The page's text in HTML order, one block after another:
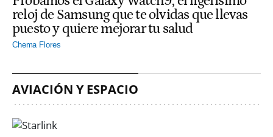
reloj de Samsung que te olvidas que llevas
puesto y quiere mejorar tu salud
Chema Flores
AVIACIÓN Y ESPACIO